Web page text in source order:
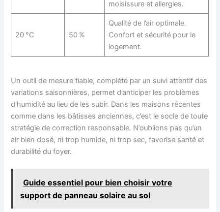
moisissure et allergies.
20 °C 50 %
Qualité de l’air optimale.
Confort et sécurité pour le
logement.
Un outil de mesure fiable, complété par un suivi attentif des
variations saisonnières, permet d’anticiper les problèmes
d’humidité au lieu de les subir. Dans les maisons récentes
comme dans les bâtisses anciennes, c’est le socle de toute
stratégie de correction responsable. N’oublions pas qu’un
air bien dosé, ni trop humide, ni trop sec, favorise santé et
durabilité du foyer.
Guide essentiel pour bien choisir votre
support de panneau solaire au sol